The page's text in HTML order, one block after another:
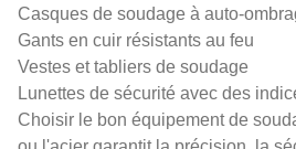
Casques de soudage à auto-
Gants en cuir résistants au feu
Vestes et tabliers de soudage
Lunettes de sécurité avec des
Choisir le bon équipement de